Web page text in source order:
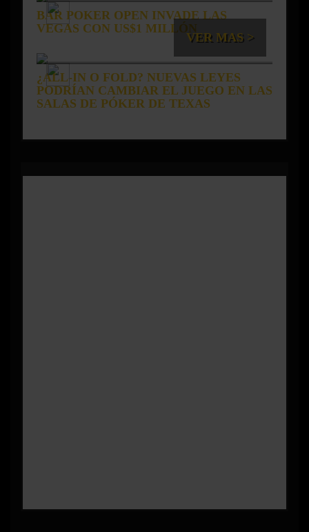
BAR POKER OPEN INVADE LAS
VEGAS CON US$1 MILLÓN
VER MAS >
¿ALL-IN O FOLD? NUEVAS LEYES
PODRÍAN CAMBIAR EL JUEGO EN LAS
SALAS DE PÓKER DE TEXAS